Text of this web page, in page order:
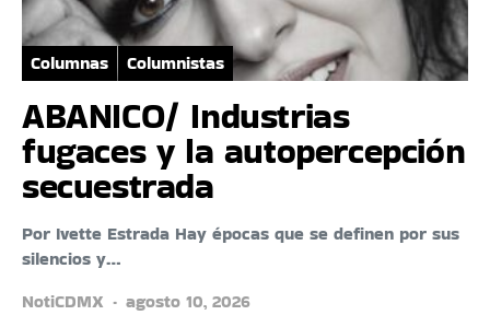
Columnas Columnistas
ABANICO/ Industrias
fugaces y la autopercepción
secuestrada
Por Ivette Estrada Hay épocas que se definen por sus
silencios y…
NotiCDMX
agosto 10, 2026